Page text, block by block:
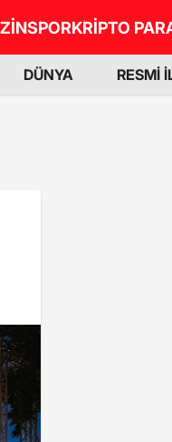
SPORKRİPTO
DÜNYA RESMİ